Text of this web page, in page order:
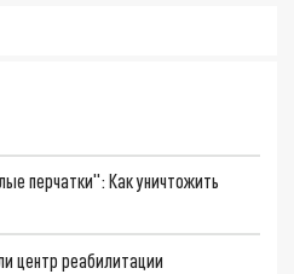
перчатки": Как уничтожить
центр реабилитации